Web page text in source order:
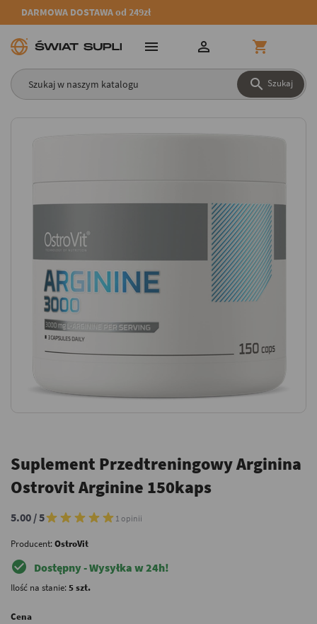
DARMOWA DOSTAWA od 249zł
 Szukaj
  
Suplement Przedtreningowy Arginina
Ostrovit Arginine 150kaps
5.00 / 5 1 opinii
Producent:OstroVit
check_circle Dostępny - Wysyłka w 24h!
Ilość na stanie:5 szt.
Cena